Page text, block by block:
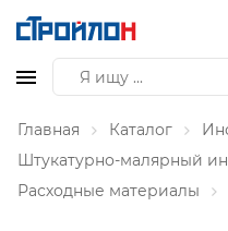
Главная Каталог
Штукатурно-малярный
Расходные материалы